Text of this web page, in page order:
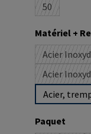
50
(Cette
Matériel +
Acier
Acier
Acier,
Sélectionnez
Paquet